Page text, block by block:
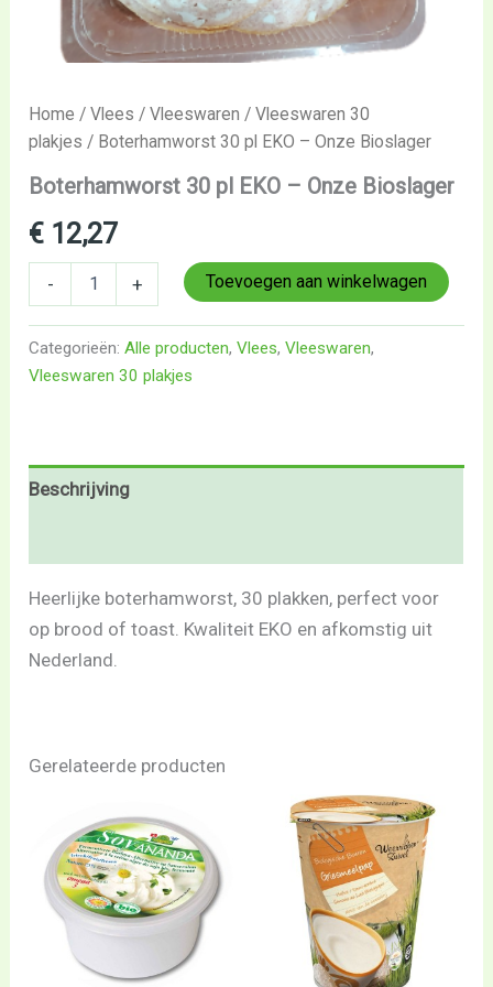
Home /Vlees /Vleeswaren /Vleeswaren 30
plakjes / Boterhamworst 30 pl EKO – Onze Bioslager
Boterhamworst 30 pl EKO – Onze Bioslager
€ 12,27
- + Toevoegen aan winkelwagen
Categorieën:Alle producten,Vlees,Vleeswaren,
Vleeswaren 30 plakjes
Beschrijving
Heerlijke boterhamworst, 30 plakken, perfect voor
op brood of toast. Kwaliteit EKO en afkomstig uit
Nederland.
Gerelateerde producten